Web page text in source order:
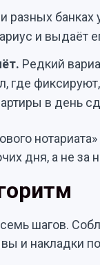
разных банках
и выдаёт
Редкий
где
в день
нотариата»
дня, а не за
шагов.
и накладки